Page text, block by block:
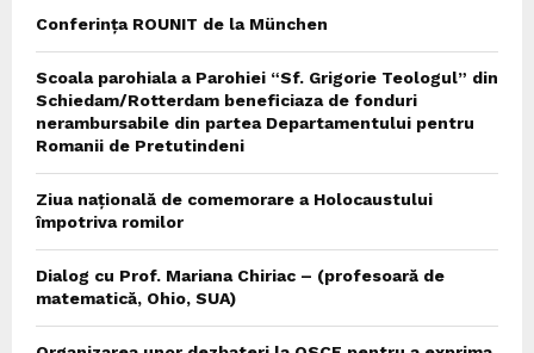
Conferința ROUNIT de la München
Scoala parohiala a Parohiei “Sf. Grigorie Teologul” din
Schiedam/Rotterdam beneficiaza de fonduri
nerambursabile din partea Departamentului pentru
Romanii de Pretutindeni
Ziua națională de comemorare a Holocaustului
împotriva romilor
Dialog cu Prof. Mariana Chiriac – (profesoară de
matematică, Ohio, SUA)